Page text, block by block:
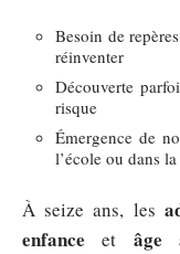
Besoin de
réinventer
Découverte
risque
Émergence de
l’école ou dans
À seize ans, les
enfance et âge